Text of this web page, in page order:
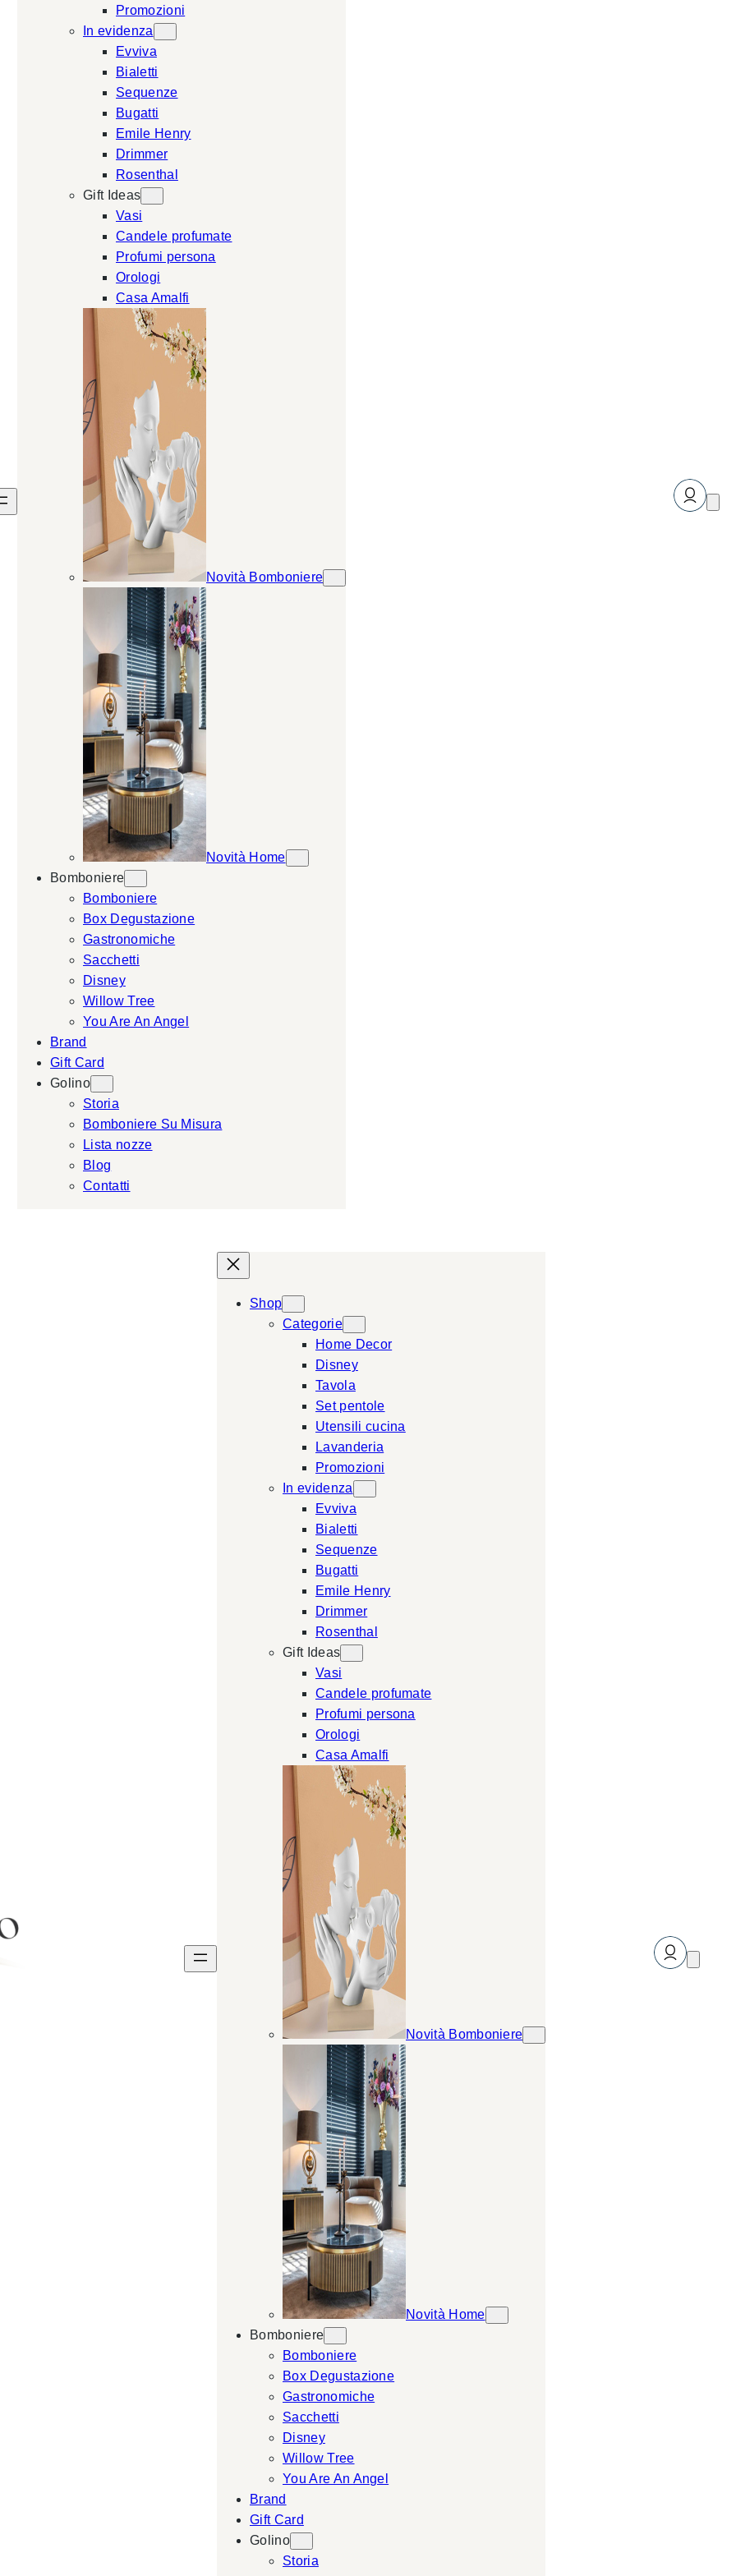
Promozioni
In evidenza
Evviva
Bialetti
Sequenze
Bugatti
Emile Henry
Drimmer
Rosenthal
Gift Ideas
Vasi
Candele profumate
Profumi persona
Orologi
Casa Amalfi
Novità Bomboniere
Novità Home
Bomboniere
Bomboniere
Box Degustazione
Gastronomiche
Sacchetti
Disney
Willow Tree
You Are An Angel
Brand
Gift Card
Golino
Storia
Bomboniere Su Misura
Lista nozze
Blog
Contatti
Shop
Categorie
Home Decor
Disney
Tavola
Set pentole
Utensili cucina
Lavanderia
Promozioni
In evidenza
Evviva
Bialetti
Sequenze
Bugatti
Emile Henry
Drimmer
Rosenthal
Gift Ideas
Vasi
Candele profumate
Profumi persona
Orologi
Casa Amalfi
Novità Bomboniere
Novità Home
Bomboniere
Bomboniere
Box Degustazione
Gastronomiche
Sacchetti
Disney
Willow Tree
You Are An Angel
Brand
Gift Card
Golino
Storia